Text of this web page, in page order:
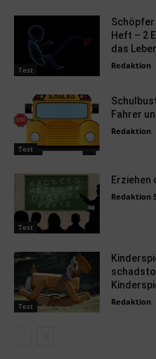
Test
Schöpfer
Heft – 2
das
Redaktion
Test
Fahrer
Redaktion
Test
Erziehen
Redaktion
Test Redaktion